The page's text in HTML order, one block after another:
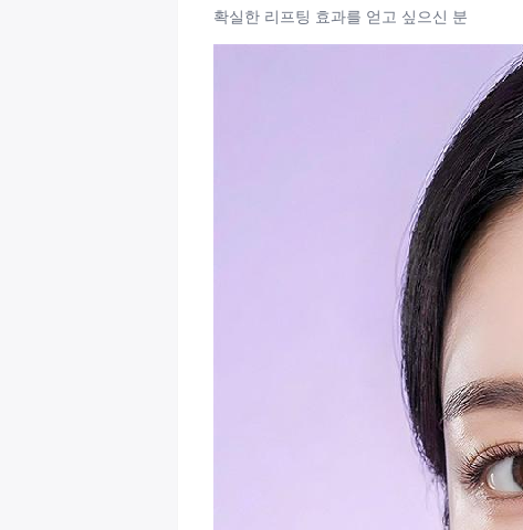
확실한 리프팅 효과를 얻고 싶으신 분